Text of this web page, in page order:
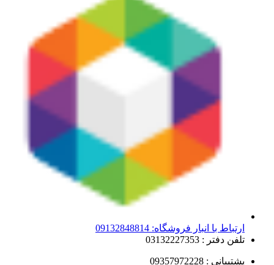
ارتباط با انبار فروشگاه: 09132848814
تلفن دفتر : 03132227353
پشتیبانی : 09357972228